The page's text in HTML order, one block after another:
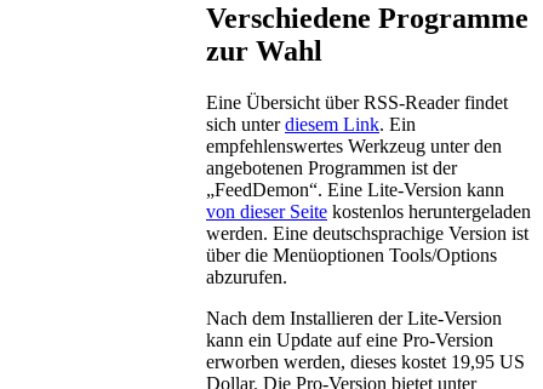
Verschiedene Programme
zur Wahl
Eine Übersicht über RSS-Reader findet
sich unterdiesem Link. Ein
empfehlenswertes Werkzeug unter den
angebotenen Programmen ist der
„FeedDemon“. Eine Lite-Version kann
von dieser Seite kostenlos heruntergeladen
werden. Eine deutschsprachige Version ist
über die Menüoptionen Tools/Options
abzurufen.
Nach dem Installieren der Lite-Version
kann ein Update auf eine Pro-Version
erworben werden, dieses kostet 19,95 US
Dollar. Die Pro-Version bietet unter